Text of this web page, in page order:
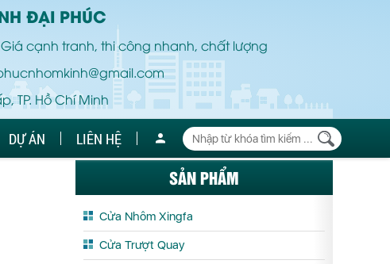
ĐẠI PHÚC
cạnh tranh, thi công nhanh, chất lượng
TP. Hồ Chí Minh
DỰ ÁN LIÊN HỆ
SẢN PHẨM
Cửa Nhôm Xingfa
Cửa Trượt Quay